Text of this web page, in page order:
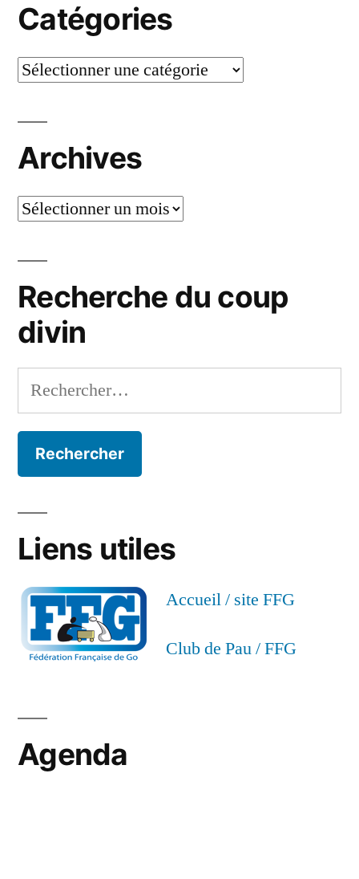
Catégories
Catégories
Archives
Archives
Recherche du coup
divin
Rechercher :
Liens utiles
Accueil / site FFG
Club de Pau / FFG
Agenda